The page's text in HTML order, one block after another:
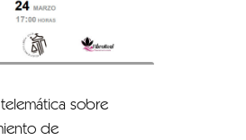
sobre
de